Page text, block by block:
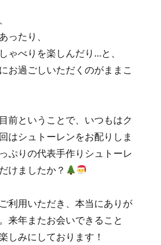
ったり、
ゃべりを楽しんだり…と、
お過ごしいただくのがままこ
前ということで、いつもはク
はシュトーレンをお配りしま
ぷりの代表手作りシュトーレ
けましたか？
利用いただき、本当にありが
来年またお会いできること
しみにしております！